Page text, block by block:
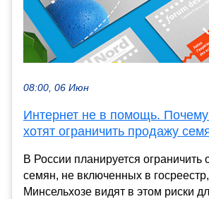
08:00, 06 Июн
Интернет не в помощь.
хотят ограничить продажу
В России планируется
семян, не включенных в госреестр,
Минсельхозе видят в этом риски